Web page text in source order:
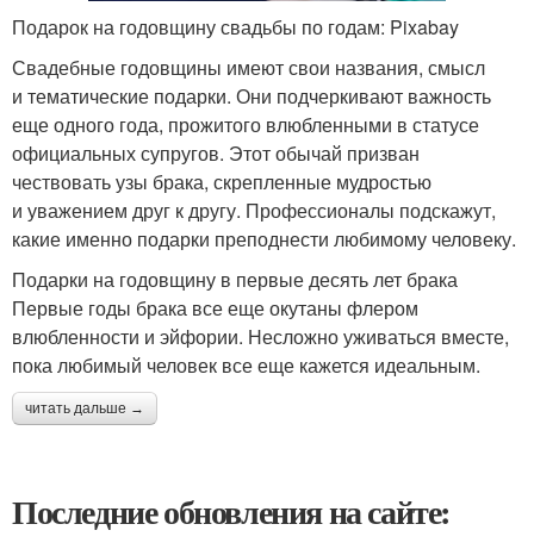
Подарок на годовщину свадьбы по годам: Pixabay
Свадебные годовщины имеют свои названия, смысл
и тематические подарки. Они подчеркивают важность
еще одного года, прожитого влюбленными в статусе
официальных супругов. Этот обычай призван
чествовать узы брака, скрепленные мудростью
и уважением друг к другу. Профессионалы подскажут,
какие именно подарки преподнести любимому человеку.
Подарки на годовщину в первые десять лет брака
Первые годы брака все еще окутаны флером
влюбленности и эйфории. Несложно уживаться вместе,
пока любимый человек все еще кажется идеальным.
читать дальше →
Последние обновления на сайте: